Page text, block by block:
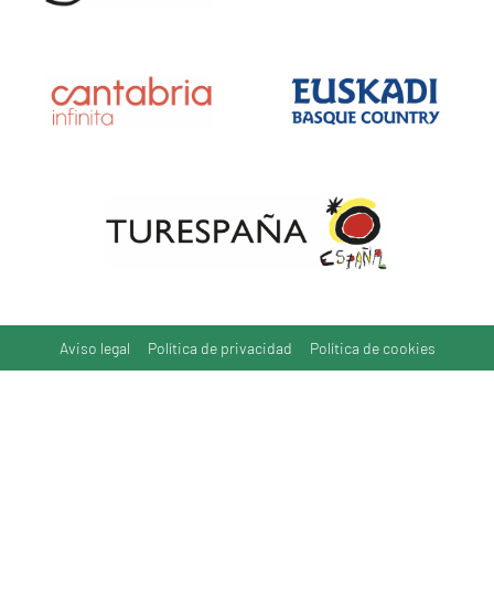
Aviso legal Política de privacidad Política de cookies